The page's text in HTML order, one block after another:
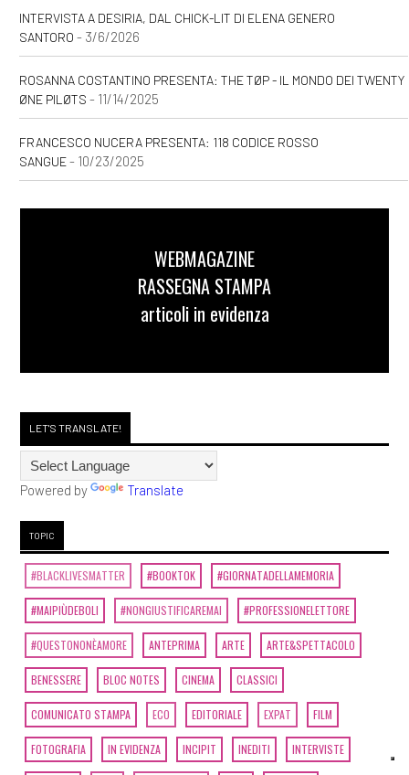
INTERVISTA A DESIRIA, DAL CHICK-LIT DI ELENA GENERO
SANTORO - 3/6/2026
ROSANNA COSTANTINO PRESENTA: THE TØP - IL MONDO DEI TWENTY
ØNE PILØTS - 11/14/2025
FRANCESCO NUCERA PRESENTA: 118 CODICE ROSSO
SANGUE- 10/23/2025
WEBMAGAZINE
RASSEGNA STAMPA
articoli in evidenza
LET'S TRANSLATE!
Powered by Translate
TOPIC
#BLACKLIVESMATTER #BOOKTOK #GIORNATADELLAMEMORIA
#MAIPIÙDEBOLI #NONGIUSTIFICAREMAI #PROFESSIONELETTORE
#QUESTONONÈAMORE ANTEPRIMA ARTE ARTE&SPETTACOLO
BENESSERE BLOC NOTES CINEMA CLASSICI
COMUNICATO STAMPA ECO EDITORIALE EXPAT FILM
FOTOGRAFIA IN EVIDENZA INCIPIT INEDITI INTERVISTE